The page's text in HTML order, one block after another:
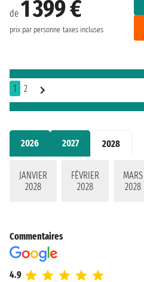
2026 2027 2028
JANVIER
2028
FÉVRIER
2028
MARS
2028
de 1 399 €
prix par personne taxes incluses
1 2
Commentaires
4.9